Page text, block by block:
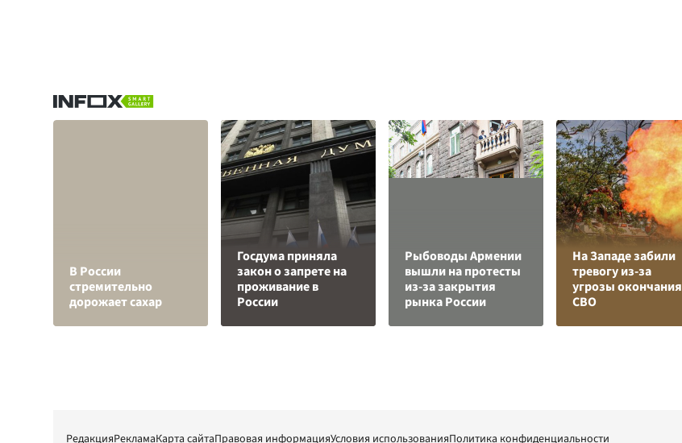
В России
стремительно
дорожает сахар
Госдума приняла
закон о запрете на
проживание в
России
Рыбоводы Армении
вышли на протесты
из-за закрытия
рынка России
На Западе забили
тревогу из-за
угрозы окончания
СВО
РедакцияРекламаКарта сайтаПравовая информацияУсловия использованияПолитика конфиденциальности